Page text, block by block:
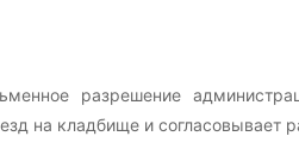
разрешение
на кладбище и согласовывает